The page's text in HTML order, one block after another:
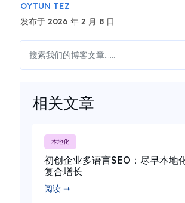
OYTUN TEZ
发布于 2026 年 2 月 8 日
相关文章
本地化
初创企业多语言SEO：尽早本地
复合增长
阅读 ➞